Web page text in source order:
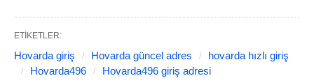
ETIKETLER:
Hovarda giriş Hovarda güncel adres
hovarda hızlı giriş
Hovarda496
Hovarda496 giriş adresi